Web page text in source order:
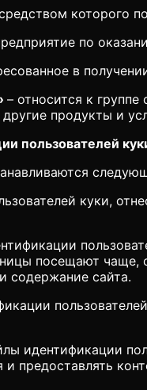
которого
по
в
– относится к группе
продукты и
пользователей
куки,
посещают чаще,
содержание сайта.
пользователей
и предоставлять